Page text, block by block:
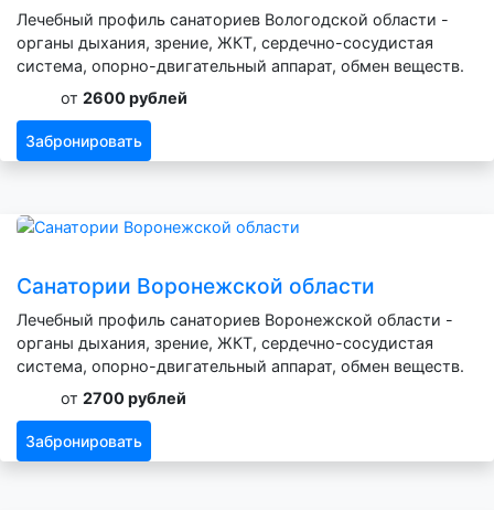
Лечебный профиль санаториев Вологодской области -
органы дыхания, зрение, ЖКТ, сердечно-сосудистая
система, опорно-двигательный аппарат, обмен веществ.
от 2600 рублей
Забронировать
Санатории Воронежской области
Лечебный профиль санаториев Воронежской области -
органы дыхания, зрение, ЖКТ, сердечно-сосудистая
система, опорно-двигательный аппарат, обмен веществ.
от 2700 рублей
Забронировать